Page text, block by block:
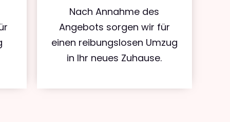
Nach Annahme des
Angebots sorgen wir für
einen reibungslosen Umzug
in Ihr neues Zuhause.